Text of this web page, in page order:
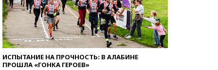
ИСПЫТАНИЕ НА ПРОЧНОСТЬ: В АЛАБИНЕ
ПРОШЛА «ГОНКА ГЕРОЕВ»